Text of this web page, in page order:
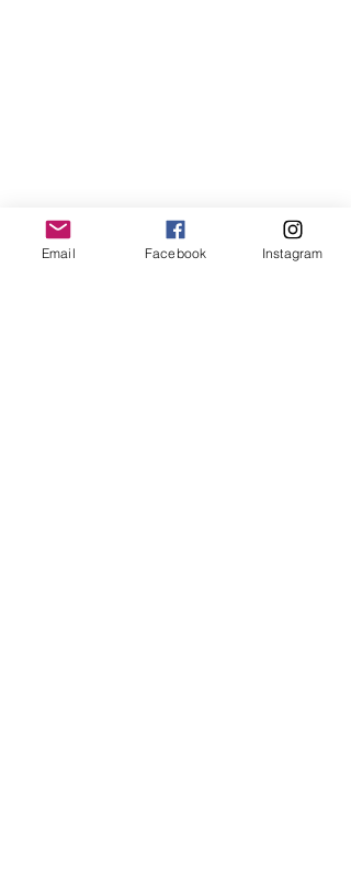
Email Facebook Instagram